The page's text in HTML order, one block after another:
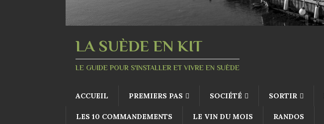
LA SUÈDE EN KIT
LE GUIDE POUR S'INSTALLER ET VIVRE EN SUÈDE
ACCUEIL PREMIERS PAS SOCIÉTÉ SORTIR
LES 10 COMMANDEMENTS LE VIN DU MOIS RANDOS